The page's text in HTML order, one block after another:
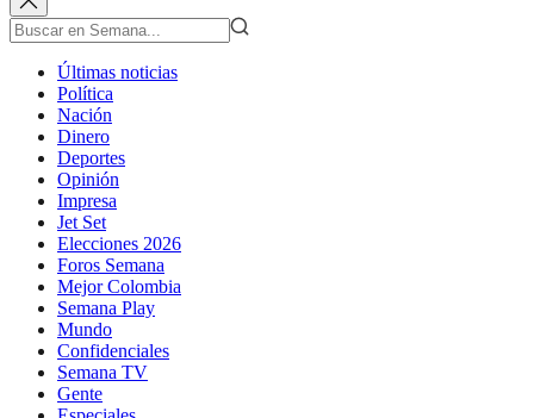
Últimas noticias
Política
Nación
Dinero
Deportes
Opinión
Impresa
Jet Set
Elecciones 2026
Foros Semana
Mejor Colombia
Semana Play
Mundo
Confidenciales
Semana TV
Gente